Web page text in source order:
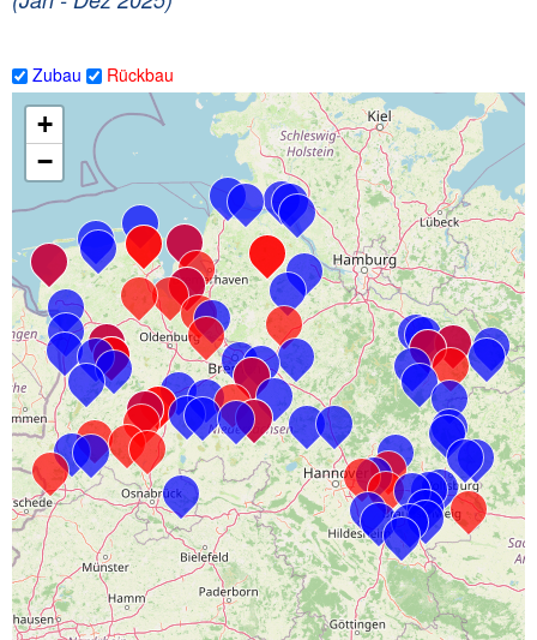
Zubau Rückbau
+
−